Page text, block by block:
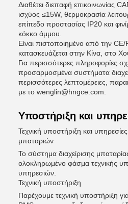
Διαθέτει διεπαφή επικοινωνίας
ισχύος ≤15W, θερμοκρασία
επίπεδο προστασίας IP20 και
κόκκο άμμου.
Είναι πιστοποιημένο από την
κατασκευάζεται στην Κίνα, στο
Για περισσότερες πληροφορίες
προσαρμοσμένα συστήματα
περισσότερες λεπτομέρειες,
με το wenglin@hngce.com.
Υποστήριξη και
Τεχνική υποστήριξη και
μπαταριών
Το σύστημα διαχείρισης
ολοκληρωμένο φάσμα τεχνικής
υπηρεσιών.
Τεχνική υποστήριξη
Παρέχουμε τεχνική υποστήριξη